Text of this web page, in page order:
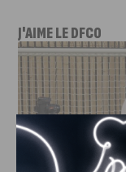
J'AIME LE DFCO